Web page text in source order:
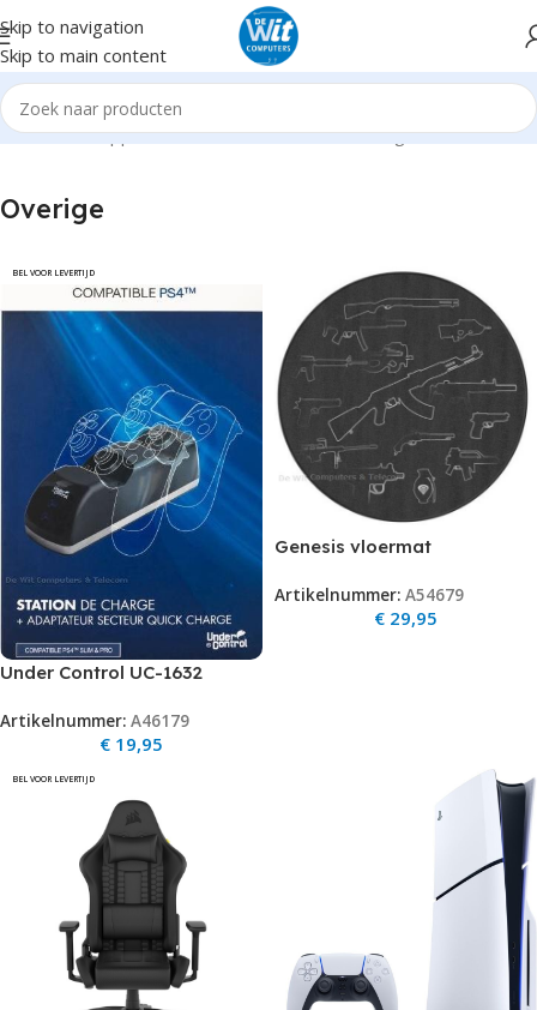
Skip to navigation
Skip to main content
Home Randapparatuur Game controllers Overige
Overige
BEL VOOR LEVERTIJD
Under Control UC-1632
met Stopcontact Aansluiting
Artikelnummer: A46179
€ 19,95
Genesis vloermat
Arsenal Of Gamer 100cm
Artikelnummer: A54679
€ 29,95
BEL VOOR LEVERTIJD